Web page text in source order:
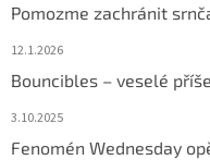
Pomozme zachránit
12.1.2026
Bouncibles – veselé
3.10.2025
Fenomén Wednesday